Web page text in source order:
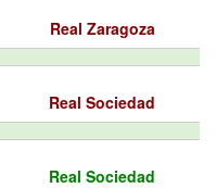
Real Zaragoza
Real Sociedad
Real Sociedad